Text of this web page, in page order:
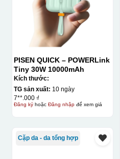
PISEN QUICK – POWERLink
Tiny 30W 10000mAh
Kích thước:
TG sản xuất: 10 ngày
7**.000 ₫
Đăng kýhoặc Đăng nhậpđể xem giá
Cặp da - da tổng hợp